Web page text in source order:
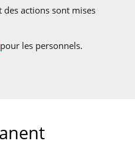
des actions sont mises
pour les personnels.